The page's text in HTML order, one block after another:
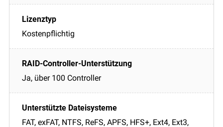
Kostenpflichtig
Ja, über 100 Controller
FAT, exFAT, NTFS, ReFS, APFS, HFS+, Ext4, Ext3,